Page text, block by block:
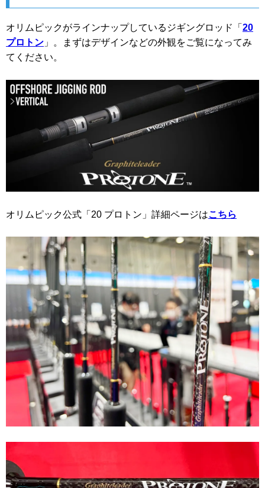
オリムピックがラインナップしているジギングロッド「 20
プロトン 」。まずはデザインなどの外観をご覧になってみ
てください。
オリムピック公式「20 プロトン」詳細ページはこちら